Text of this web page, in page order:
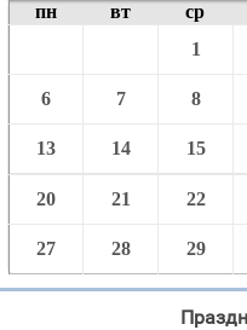
пн
вт ср
1
6 7 8
13 14 15
20 21 22
27 28 29